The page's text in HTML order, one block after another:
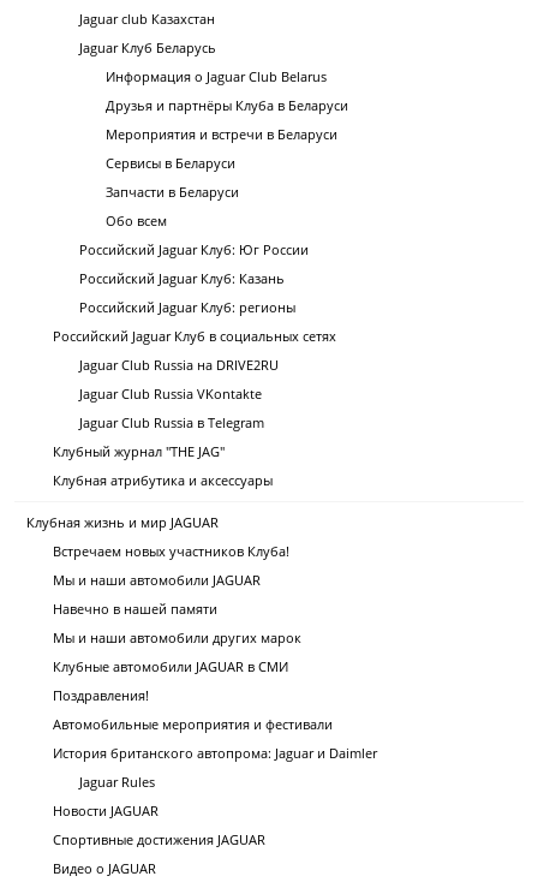
Jaguar club Казахстан
Jaguar Клуб Беларусь
Информация о Jaguar Club Belarus
Друзья и партнёры Клуба в Беларуси
Мероприятия и встречи в Беларуси
Сервисы в Беларуси
Запчасти в Беларуси
Обо всем
Российский Jaguar Клуб: Юг России
Российский Jaguar Клуб: Казань
Российский Jaguar Клуб: регионы
Российский Jaguar Клуб в социальных сетях
Jaguar Club Russia на DRIVE2RU
Jaguar Club Russia VKontakte
Jaguar Club Russia в Telegram
Клубный журнал "THE JAG"
Клубная атрибутика и аксессуары
Клубная жизнь и мир JAGUAR
Встречаем новых участников Клуба!
Мы и наши автомобили JAGUAR
Навечно в нашей памяти
Мы и наши автомобили других марок
Клубные автомобили JAGUAR в СМИ
Поздравления!
Автомобильные мероприятия и фестивали
История британского автопрома: Jaguar и Daimler
Jaguar Rules
Новости JAGUAR
Спортивные достижения JAGUAR
Видео о JAGUAR